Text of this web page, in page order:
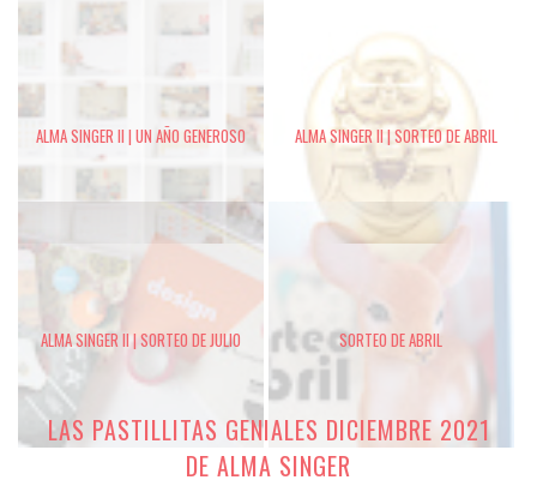
ALMA SINGER II | UN AÑO GENEROSO ALMA SINGER II | SORTEO DE ABRIL
ALMA SINGER II | SORTEO DE JULIO SORTEO DE ABRIL
LAS PASTILLITAS GENIALES DICIEMBRE 2021
DE ALMA SINGER